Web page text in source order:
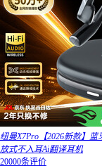
纽曼X7Pro【2026新款】
放式不入耳Ai翻译耳机
20000条评价